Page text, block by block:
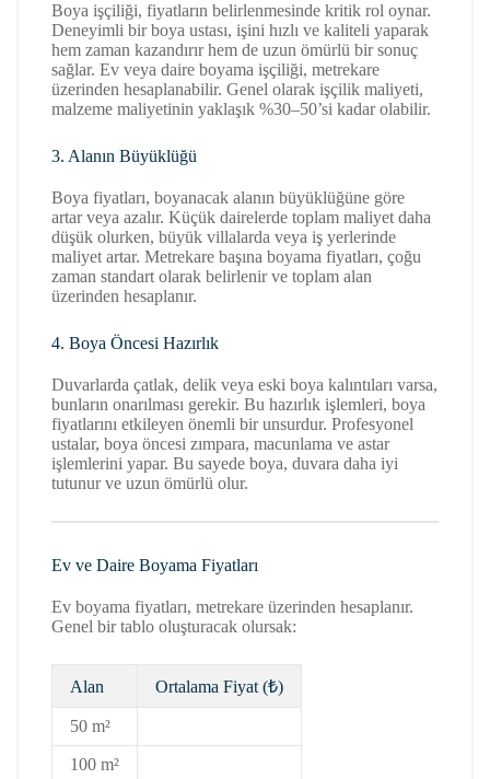
Boya işçiliği, fiyatların belirlenmesinde kritik rol oynar.
Deneyimli bir boya ustası, işini hızlı ve kaliteli yaparak
hem zaman kazandırır hem de uzun ömürlü bir sonuç
sağlar. Ev veya daire boyama işçiliği, metrekare
üzerinden hesaplanabilir. Genel olarak işçilik maliyeti,
malzeme maliyetinin yaklaşık %30–50’si kadar olabilir.
3. Alanın Büyüklüğü
Boya fiyatları, boyanacak alanın büyüklüğüne göre
artar veya azalır. Küçük dairelerde toplam maliyet daha
düşük olurken, büyük villalarda veya iş yerlerinde
maliyet artar. Metrekare başına boyama fiyatları, çoğu
zaman standart olarak belirlenir ve toplam alan
üzerinden hesaplanır.
4. Boya Öncesi Hazırlık
Duvarlarda çatlak, delik veya eski boya kalıntıları varsa,
bunların onarılması gerekir. Bu hazırlık işlemleri, boya
fiyatlarını etkileyen önemli bir unsurdur. Profesyonel
ustalar, boya öncesi zımpara, macunlama ve astar
işlemlerini yapar. Bu sayede boya, duvara daha iyi
tutunur ve uzun ömürlü olur.
Ev ve Daire Boyama Fiyatları
Ev boyama fiyatları, metrekare üzerinden hesaplanır.
Genel bir tablo oluşturacak olursak:
Alan Ortalama Fiyat (₺)
50 m²
100 m²